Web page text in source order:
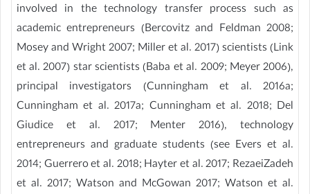
involved in the technology transfer process such as
academic entrepreneurs (Bercovitz and Feldman 2008;
Mosey and Wright 2007; Miller et al. 2017) scientists (Link
et al. 2007) star scientists (Baba et al. 2009; Meyer 2006),
principal investigators (Cunningham et al. 2016a;
Cunningham et al. 2017a; Cunningham et al. 2018; Del
Giudice et al. 2017; Menter 2016), technology
entrepreneurs and graduate students (see Evers et al.
2014; Guerrero et al. 2018; Hayter et al. 2017; RezaeiZadeh
et al. 2017; Watson and McGowan 2017; Watson et al.